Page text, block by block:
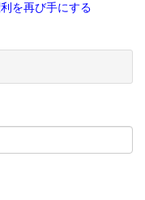
を再び手にする